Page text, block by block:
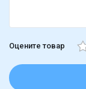
Оцените товар